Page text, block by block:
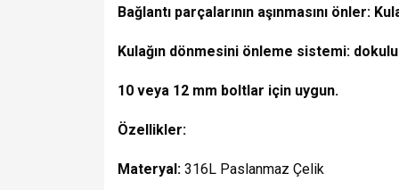
Bağlantı parçalarının aşınmasını önler:
Kulağın dönmesini önleme sistemi:
10 veya 12 mm boltlar için uygun.
Özellikler:
Materyal: 316L Paslanmaz Çelik